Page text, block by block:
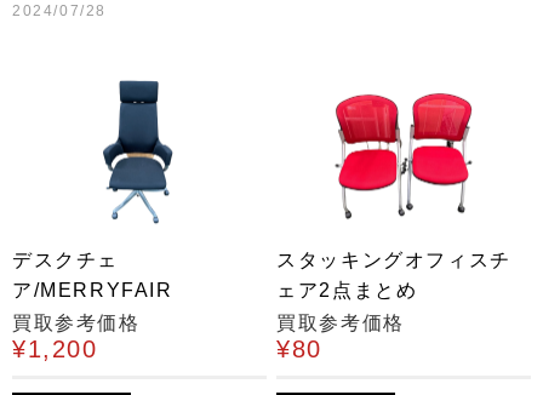
2024/07/28
デスクチェ
ア/MERRYFAIR
買取参考価格
¥1,200
スタッキングオフィスチ
ェア2点まとめ
買取参考価格
¥80